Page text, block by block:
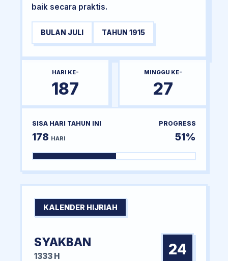
baik secara praktis.
BULAN JULI TAHUN 1915
HARI KE-
187
MINGGU KE-
27
SISA HARI TAHUN INI
178 HARI
PROGRESS
51%
KALENDER HIJRIAH
SYAKBAN
1333 H 24